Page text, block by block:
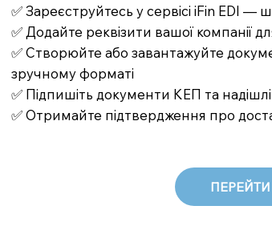
✅ Зареєструйтесь у сервісі iFin EDI
✅ Додайте реквізити вашої компанії
✅ Створюйте або завантажуйте
зручному форматі
✅ Підпишіть документи КЕП та
✅ Отримайте підтвердження про
ПЕРЕЙТИ